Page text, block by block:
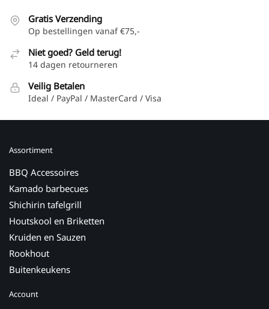
Gratis Verzending
Op bestellingen vanaf €75,-
Niet goed? Geld terug!
14 dagen retourneren
Veilig Betalen
Ideal / PayPal / MasterCard / Visa
Assortiment
BBQ Accessoires
Kamado barbecues
Shichirin tafelgrill
Houtskool en Briketten
Kruiden en Sauzen
Rookhout
Buitenkeukens
Account